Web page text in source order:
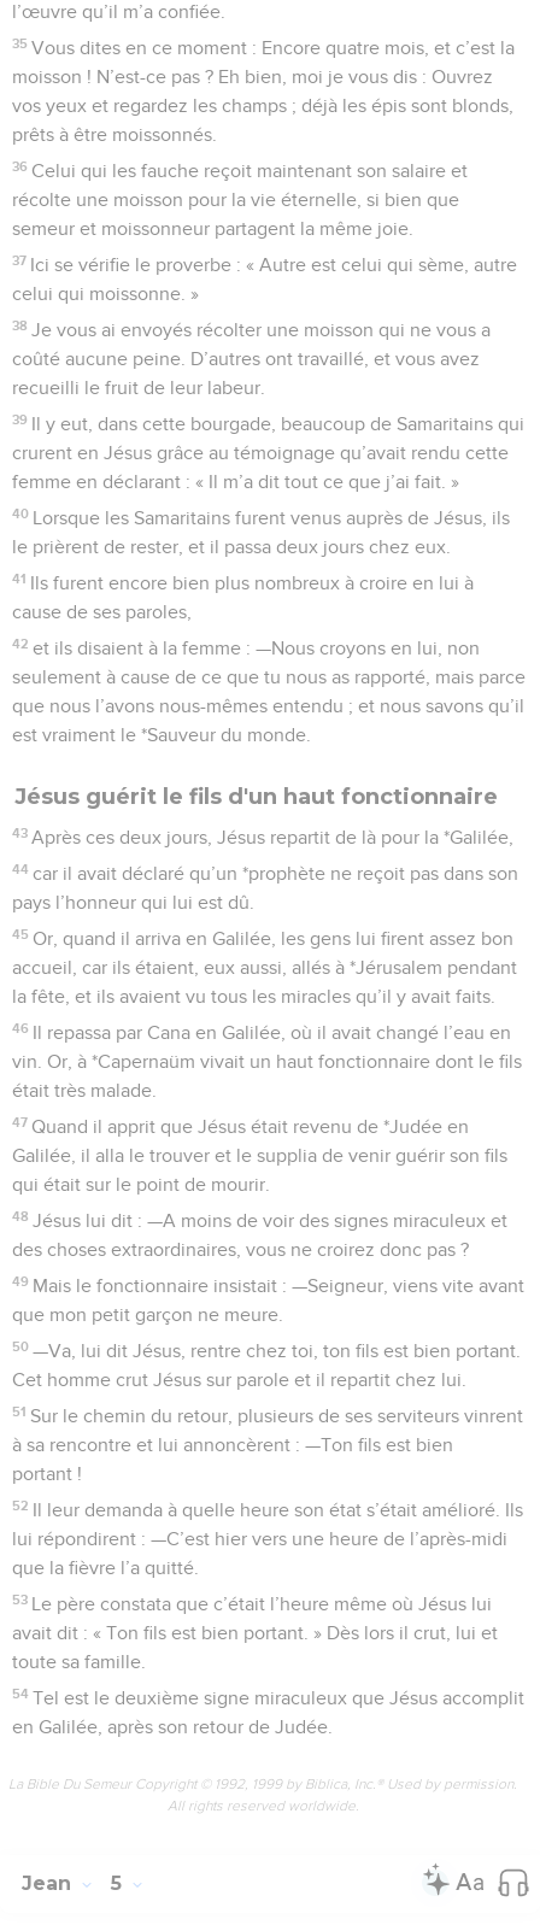
l’œuvre qu’il m’a confiée.
35 Vous dites en ce moment : Encore quatre mois, et c’est la
moisson ! N’est-ce pas ? Eh bien, moi je vous dis : Ouvrez
vos yeux et regardez les champs ; déjà les épis sont blonds,
prêts à être moissonnés.
36 Celui qui les fauche reçoit maintenant son salaire et
récolte une moisson pour la vie éternelle, si bien que
semeur et moissonneur partagent la même joie.
37 Ici se vérifie le proverbe : « Autre est celui qui sème, autre
celui qui moissonne. »
38 Je vous ai envoyés récolter une moisson qui ne vous a
coûté aucune peine. D’autres ont travaillé, et vous avez
recueilli le fruit de leur labeur.
39 Il y eut, dans cette bourgade, beaucoup de Samaritains qui
crurent en Jésus grâce au témoignage qu’avait rendu cette
femme en déclarant : « Il m’a dit tout ce que j’ai fait. »
40 Lorsque les Samaritains furent venus auprès de Jésus, ils
le prièrent de rester, et il passa deux jours chez eux.
41 Ils furent encore bien plus nombreux à croire en lui à
cause de ses paroles,
42 et ils disaient à la femme : —Nous croyons en lui, non
seulement à cause de ce que tu nous as rapporté, mais parce
que nous l’avons nous-mêmes entendu ; et nous savons qu’il
est vraiment le *Sauveur du monde.
Jésus guérit le fils d'un haut fonctionnaire
43 Après ces deux jours, Jésus repartit de là pour la *Galilée,
44 car il avait déclaré qu’un *prophète ne reçoit pas dans son
pays l’honneur qui lui est dû.
45 Or, quand il arriva en Galilée, les gens lui firent assez bon
accueil, car ils étaient, eux aussi, allés à *Jérusalem pendant
la fête, et ils avaient vu tous les miracles qu’il y avait faits.
46 Il repassa par Cana en Galilée, où il avait changé l’eau en
vin. Or, à *Capernaüm vivait un haut fonctionnaire dont le fils
était très malade.
47 Quand il apprit que Jésus était revenu de *Judée en
Galilée, il alla le trouver et le supplia de venir guérir son fils
qui était sur le point de mourir.
48 Jésus lui dit : —A moins de voir des signes miraculeux et
des choses extraordinaires, vous ne croirez donc pas ?
49 Mais le fonctionnaire insistait : —Seigneur, viens vite avant
que mon petit garçon ne meure.
50 —Va, lui dit Jésus, rentre chez toi, ton fils est bien portant.
Cet homme crut Jésus sur parole et il repartit chez lui.
51 Sur le chemin du retour, plusieurs de ses serviteurs vinrent
à sa rencontre et lui annoncèrent : —Ton fils est bien
portant !
52 Il leur demanda à quelle heure son état s’était amélioré. Ils
lui répondirent : —C’est hier vers une heure de l’après-midi
que la fièvre l’a quitté.
53 Le père constata que c’était l’heure même où Jésus lui
avait dit : « Ton fils est bien portant. » Dès lors il crut, lui et
toute sa famille.
54 Tel est le deuxième signe miraculeux que Jésus accomplit
en Galilée, après son retour de Judée.
La Bible Du Semeur Copyright © 1992, 1999 by Biblica, Inc.® Used by permission.
All rights reserved worldwide.
Jean 5